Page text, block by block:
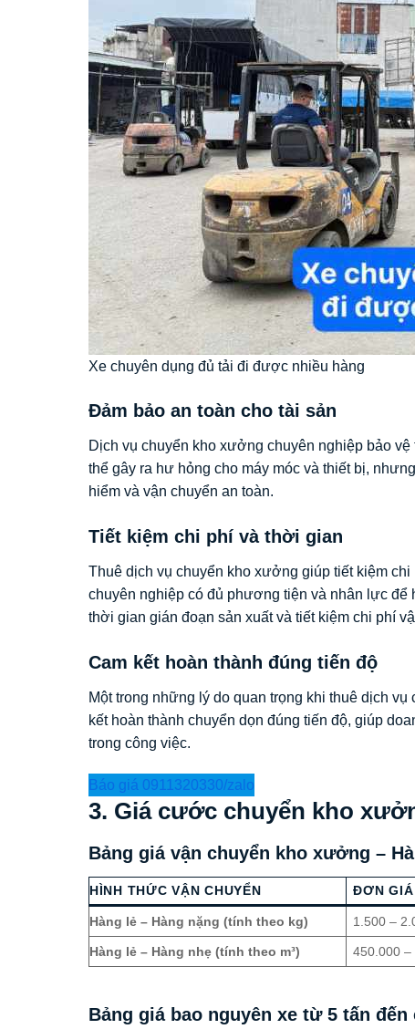
Xe chuyên dụng đủ tải đi được nhiều hàng
Đảm bảo an toàn cho tài sản
Dịch vụ chuyển kho xưởng chuyên nghiệp bảo
thể gây ra hư hỏng cho máy móc và thiết bị,
hiểm và vận chuyển an toàn.
Tiết kiệm chi phí và thời gian
Thuê dịch vụ chuyển kho xưởng giúp tiết kiệm
chuyên nghiệp có đủ phương tiện và nhân lực để
thời gian gián đoạn sản xuất và tiết kiệm chi phí
Cam kết hoàn thành đúng tiến độ
Một trong những lý do quan trọng khi thuê dịch
kết hoàn thành chuyển dọn đúng tiến độ, giúp
trong công việc.
Báo giá 0911320330/zalo
3. Giá cước chuyển kho
Bảng giá vận chuyển kho xưởng –
HÌNH THỨC VẬN CHUYỂN ĐƠN
Hàng lẻ – Hàng nặng (tính theo kg) 1.500 –
Hàng lẻ – Hàng nhẹ (tính theo m³) 450.000 –
Bảng giá bao nguyên xe từ 5 tấn đến